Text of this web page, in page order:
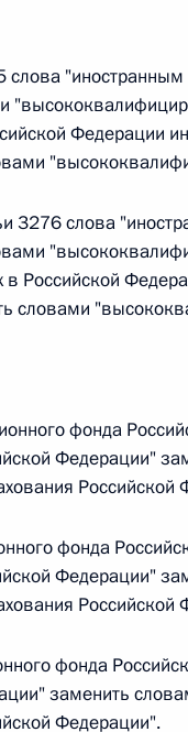
г. № 270-ФЗ
правовом статусе
в Российской
водного
единства
г. № 250-ФЗ
слова
Федерации
3276 слова
Российской
словами
фонда
Федерации"
фонда
Федерации"
фонда
заменить
Федерации".